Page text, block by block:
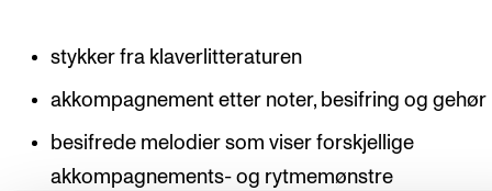
stykker fra klaverlitteraturen
akkompagnement etter noter, besifring og gehør
besifrede melodier som viser forskjellige
akkompagnements- og rytmemønstre